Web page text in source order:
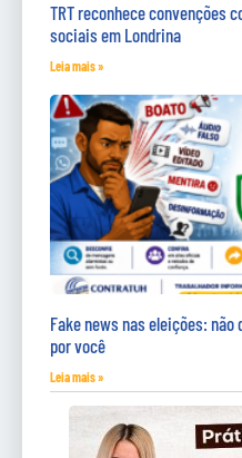
TRT reconhece convenções
sociais em Londrina
Leia mais »
Fake news nas eleições:
por você
Leia mais »